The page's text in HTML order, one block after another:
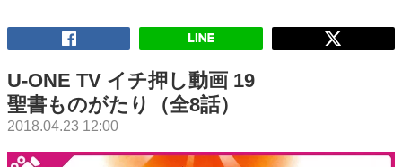
U-ONE TV イチ押し動画 19
聖書ものがたり（全8話）
2018.04.23 12:00